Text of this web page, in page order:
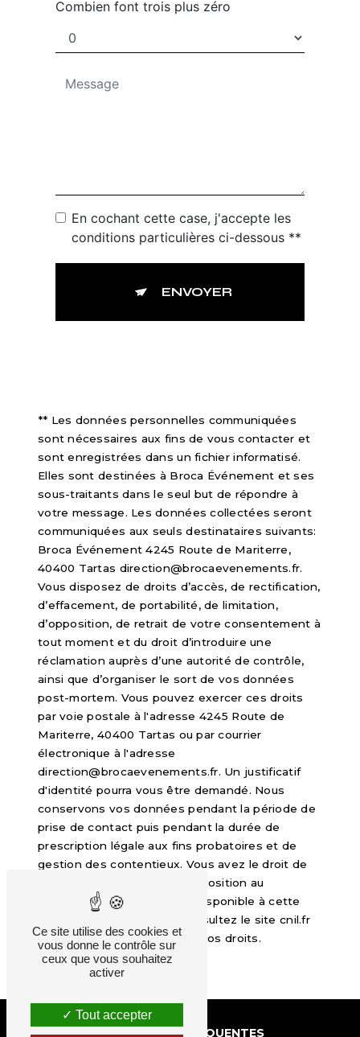
Combien font trois plus zéro
En cochant cette case, j'accepte les
conditions particulières ci-dessous **
ENVOYER
** Les données personnelles communiquées
sont nécessaires aux fins de vous contacter et
sont enregistrées dans un fichier informatisé.
Elles sont destinées à Broca Événement et ses
sous-traitants dans le seul but de répondre à
votre message. Les données collectées seront
communiquées aux seuls destinataires suivants:
Broca Événement 4245 Route de Mariterre,
40400 Tartas direction@brocaevenements.fr.
Vous disposez de droits d’accès, de rectification,
d’effacement, de portabilité, de limitation,
d’opposition, de retrait de votre consentement à
tout moment et du droit d’introduire une
réclamation auprès d’une autorité de contrôle,
ainsi que d’organiser le sort de vos données
post-mortem. Vous pouvez exercer ces droits
par voie postale à l'adresse 4245 Route de
Mariterre, 40400 Tartas ou par courrier
électronique à l'adresse
direction@brocaevenements.fr. Un justificatif
d'identité pourra vous être demandé. Nous
conservons vos données pendant la période de
prise de contact puis pendant la durée de
prescription légale aux fins probatoires et de
gestion des contentieux. Vous avez le droit de
vous inscrire sur la liste d'opposition au
démarchage téléphonique, disponible à cette
. Consultez le site cnil.fr
pour plus d’informations sur vos droits.
RECHERCHES FRÉQUENTES
Ce site utilise des cookies et
vous donne le contrôle sur
ceux que vous souhaitez
activer
Tout accepter